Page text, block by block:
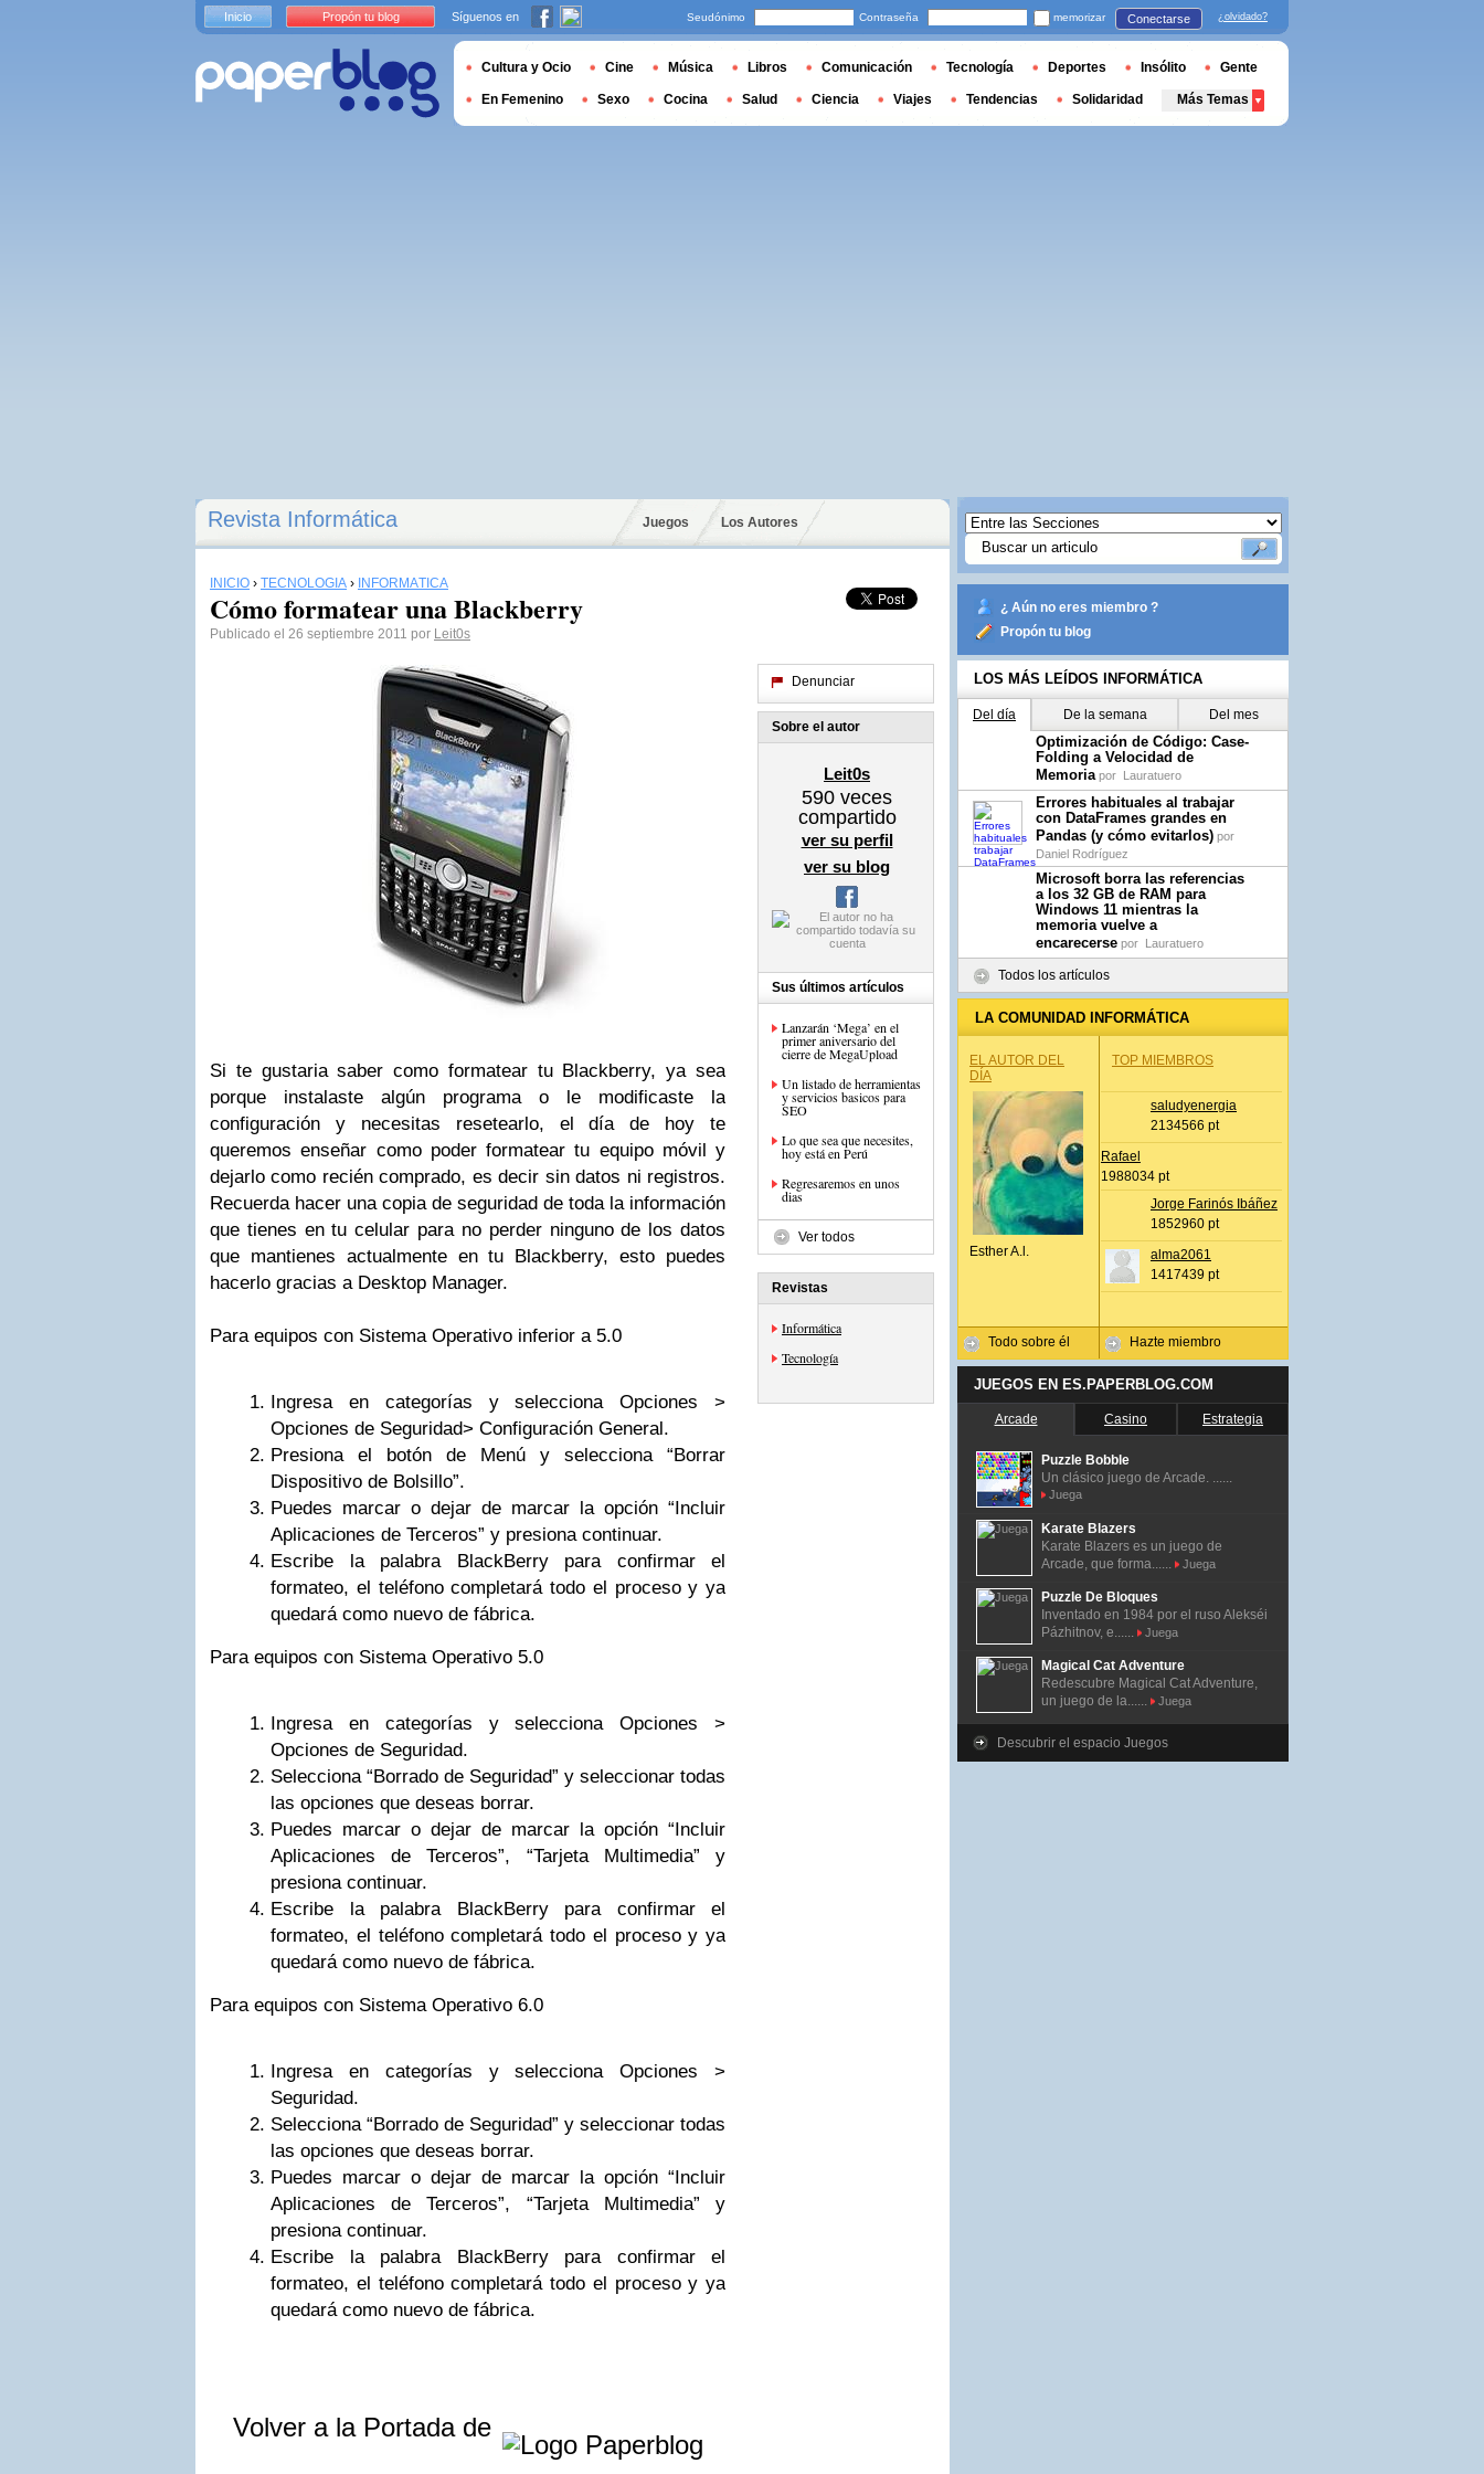
Revista Informática Juegos Los Autores
INICIO › TECNOLOGÍA › INFORMÁTICA
Cómo formatear una Blackberry
Publicado el 26 septiembre 2011 por Leit0s
Si te gustaria saber como formatear tu Blackberry, ya sea
porque instalaste algún programa o le modificaste la
configuración y necesitas resetearlo, el día de hoy te
queremos enseñar como poder formatear tu equipo móvil y
dejarlo como recién comprado, es decir sin datos ni registros.
Recuerda hacer una copia de seguridad de toda la información
que tienes en tu celular para no perder ninguno de los datos
que mantienes actualmente en tu Blackberry, esto puedes
hacerlo gracias a Desktop Manager.
Para equipos con Sistema Operativo inferior a 5.0
Ingresa en categorías y selecciona Opciones >
Opciones de Seguridad> Configuración General.
Presiona el botón de Menú y selecciona “Borrar
Dispositivo de Bolsillo”.
Puedes marcar o dejar de marcar la opción “Incluir
Aplicaciones de Terceros” y presiona continuar.
Escribe la palabra BlackBerry para confirmar el
formateo, el teléfono completará todo el proceso y ya
quedará como nuevo de fábrica.
Para equipos con Sistema Operativo 5.0
Ingresa en categorías y selecciona Opciones >
Opciones de Seguridad.
Selecciona “Borrado de Seguridad” y seleccionar todas
las opciones que deseas borrar.
Puedes marcar o dejar de marcar la opción “Incluir
Aplicaciones de Terceros”, “Tarjeta Multimedia” y
presiona continuar.
Escribe la palabra BlackBerry para confirmar el
formateo, el teléfono completará todo el proceso y ya
quedará como nuevo de fábrica.
Para equipos con Sistema Operativo 6.0
Ingresa en categorías y selecciona Opciones >
Seguridad.
Selecciona “Borrado de Seguridad” y seleccionar todas
las opciones que deseas borrar.
Puedes marcar o dejar de marcar la opción “Incluir
Aplicaciones de Terceros”, “Tarjeta Multimedia” y
presiona continuar.
Escribe la palabra BlackBerry para confirmar el
formateo, el teléfono completará todo el proceso y ya
quedará como nuevo de fábrica.
Volver a la Portada de
Denunciar
Sobre el autor
Leit0s
590 veces
compartido
ver su perfil
ver su blog
Sus últimos artículos
Lanzarán ‘Mega’ en el
primer aniversario del
cierre de MegaUpload
Un listado de herramientas
y servicios basicos para
SEO
Lo que sea que necesites,
hoy está en Perú
Regresaremos en unos
dias
Ver todos
Revistas
Informática
Tecnología
¿ Aún no eres miembro ?
Propón tu blog
LOS MÁS LEÍDOS INFORMÁTICA
Del día De la semana Del mes
Optimización de Código: Case-
Folding a Velocidad de
Memoria por Lauratuero
Errores habituales al trabajar
con DataFrames grandes en
Pandas (y cómo evitarlos) por
Daniel Rodríguez
Microsoft borra las referencias
a los 32 GB de RAM para
Windows 11 mientras la
memoria vuelve a
encarecerse por Lauratuero
Todos los artículos
LA COMUNIDAD INFORMÁTICA
EL AUTOR DEL
DÍA
Esther A.l.
Todo sobre él
TOP MIEMBROS
saludyenergia
2134566 pt
Rafael
1988034 pt
Jorge Farinós Ibáñez
1852960 pt
alma2061
1417439 pt
Hazte miembro
JUEGOS EN ES.PAPERBLOG.COM
Arcade Casino Estrategia
Puzzle Bobble
Un clásico juego de Arcade. ......
Juega
Karate Blazers
Karate Blazers es un juego de
Arcade, que forma......
Juega
Puzzle De Bloques
Inventado en 1984 por el ruso Alekséi
Pázhitnov, e......
Juega
Magical Cat Adventure
Redescubre Magical Cat Adventure,
un juego de la......
Juega
Descubrir el espacio Juegos
Inicio Propón tu blog Síguenos en Seudónimo Contraseña memorizar Conectarse ¿olvidado?
Cultura y Ocio Cine Música Libros Comunicación Tecnología Deportes Insólito Gente
En Femenino Sexo Cocina Salud Ciencia Viajes Tendencias Solidaridad Más Temas